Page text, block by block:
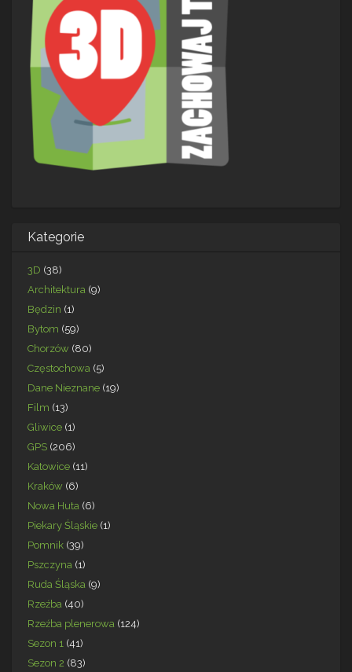
Kategorie
3D (38)
Architektura (9)
Będzin (1)
Bytom (59)
Chorzów (80)
Częstochowa (5)
Dane Nieznane (19)
Film (13)
Gliwice (1)
GPS (206)
Katowice (11)
Kraków (6)
Nowa Huta (6)
Piekary Śląskie (1)
Pomnik (39)
Pszczyna (1)
Ruda Śląska (9)
Rzeźba (40)
Rzeźba plenerowa (124)
Sezon 1 (41)
Sezon 2 (83)